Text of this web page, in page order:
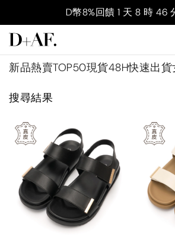
D幣8%回饋 1 天 8 時 46
新品熱賣TOP50現貨48H快速出貨
搜尋結果